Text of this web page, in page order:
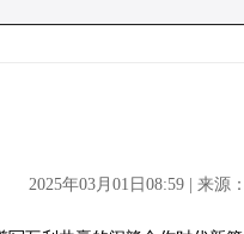
2025年03月01日08:59 | 来源：